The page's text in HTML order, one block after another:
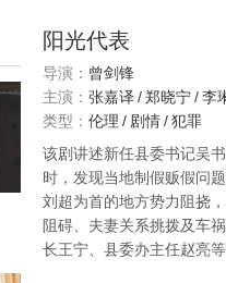
阳光代表
导演： 曾剑锋
主演： 张嘉译/郑晓宁/李
类型： 伦理 / 剧情/犯罪
该剧讲述新任县委书记吴
时，发现当地制假贩假问
刘超为首的地方势力阻挠
阻碍、夫妻关系挑拨及车
长王宁、县委办主任赵亮等